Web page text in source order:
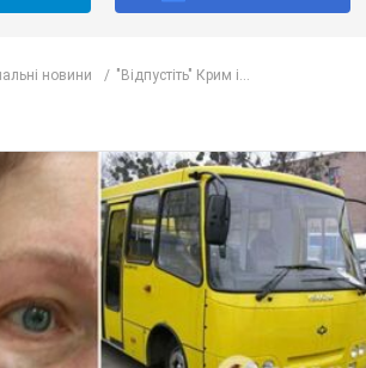
новини "Відпустіть" Крим і...